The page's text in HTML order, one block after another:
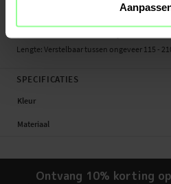
Lengte: Verstelbaar tussen ongeveer 115 -
SPECIFICATIES
Kleur
Materiaal
Ontvang 10% korting